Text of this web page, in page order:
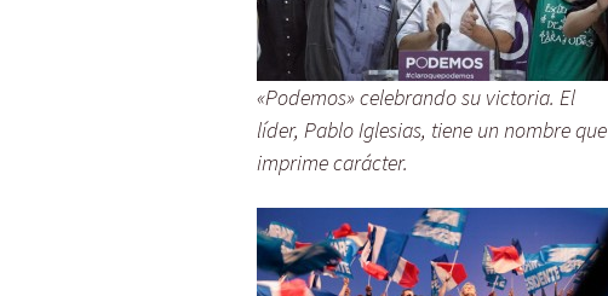
«Podemos» celebrando su victoria. El
líder, Pablo Iglesias, tiene un nombre que
imprime carácter.